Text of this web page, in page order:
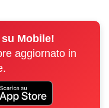
Mobile!
aggiornato in